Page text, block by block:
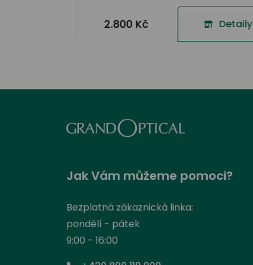
2.800 Kč Detaily
Jak Vám můžeme pomoci?
Bezplatná zákaznická linka:
pondělí - pátek
9:00 - 16:00